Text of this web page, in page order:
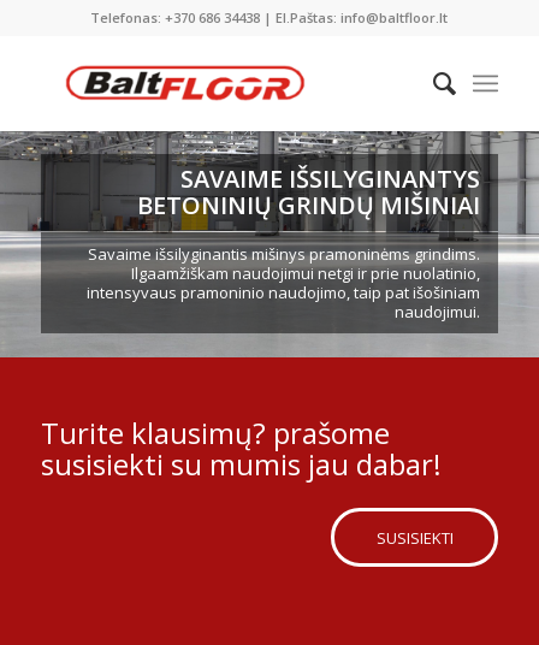
Telefonas: +370 686 34438 | El.Paštas: info@baltfloor.lt
SAVAIME IŠSILYGINANTYS
BETONINIŲ GRINDŲ MIŠINIAI
Savaime išsilyginantis mišinys pramoninėms grindims.
Ilgaamžiškam naudojimui netgi ir prie nuolatinio,
intensyvaus pramoninio naudojimo, taip pat išošiniam
naudojimui.
Turite klausimų? prašome
susisiekti su mumis jau dabar!
SUSISIEKTI